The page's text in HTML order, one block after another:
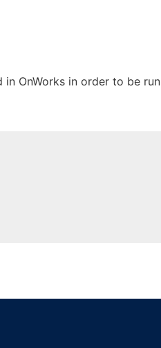
OnWorks in order to be run